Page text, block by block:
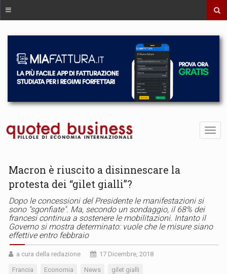
Macron è riuscito a disinnescare la
protesta dei “gilet gialli”?
Dopo le concessioni del Presidente le manifestazioni si
sono "sgonfiate". Ma, secondo un sondaggio, il 68% dei
francesi continua a sostenere le mobilitazioni. Intanto il
Governo si mostra determinato: vuole che le misure siano
effettive entro febbraio
a cura della redazione 17 Dicembre, 2018
Francia Economia News gilet gialli